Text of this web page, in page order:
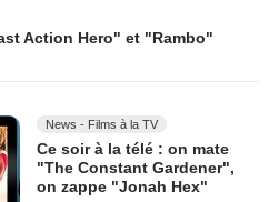
Action Hero" et "Rambo"
News - Films à la TV
Ce soir à la télé : on mate
"The Constant Gardener",
on zappe "Jonah Hex"